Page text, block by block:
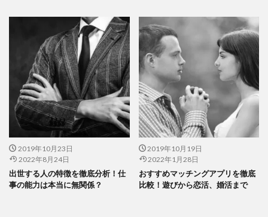
2019年10月23日
2022年8月24日
出世する人の特徴を徹底分析！仕
事の能力は本当に無関係？
2019年10月19日
2022年1月28日
おすすめマッチングアプリを徹底
比較！遊びから恋活、婚活まで